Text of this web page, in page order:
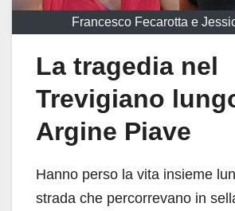
Francesco Fecarotta e
La tragedia nel
Trevigiano
Argine Piave
Hanno perso la vita insieme
strada che percorrevano in